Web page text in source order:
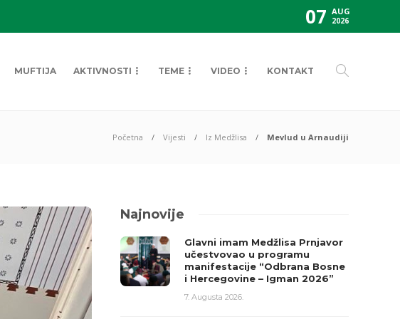
07 AUG
2026
MUFTIJA AKTIVNOSTI TEME VIDEO KONTAKT
Početna Vijesti Iz Medžlisa Mevlud u Arnaudiji
Najnovije
Glavni imam Medžlisa Prnjavor
učestvovao u programu
manifestacije “Odbrana Bosne
i Hercegovine – Igman 2026”
7. Augusta 2026.